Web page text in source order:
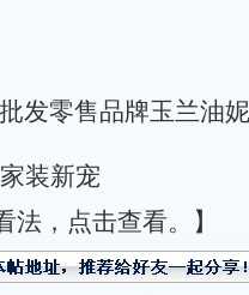
批发零售品牌玉兰油
装新宠
法，点击查看。】